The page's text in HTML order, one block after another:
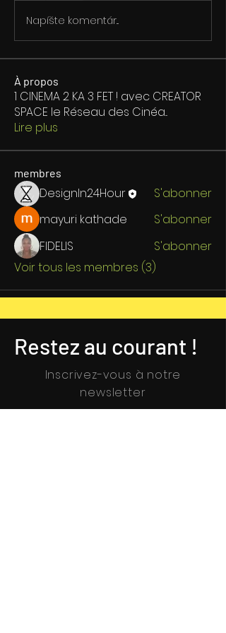
Napíšte komentár...
À propos
1 CINEMA 2 KA 3 FET ! avec CREATOR
SPACE le Réseau des Cinéa...
Lire plus
membres
DesignIn24Hour
S'abonner
mayuri kathade
S'abonner
FIDELIS
S'abonner
Voir tous les membres (3)
Restez au courant !
Inscrivez-vous à notre
newsletter